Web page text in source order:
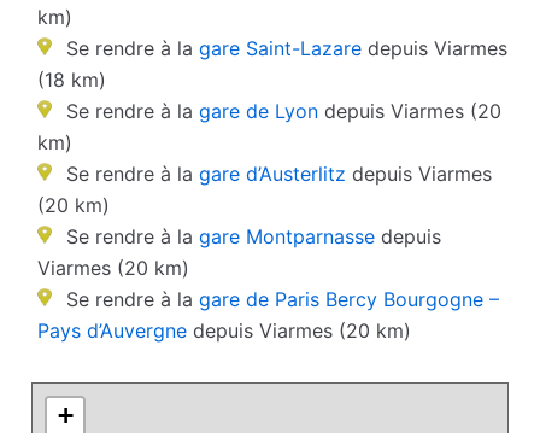
km)
Se rendre à la gare Saint-Lazare depuis Viarmes
(18 km)
Se rendre à la gare de Lyon depuis Viarmes (20
km)
Se rendre à la gare d’Austerlitz depuis Viarmes
(20 km)
Se rendre à la gare Montparnasse depuis
Viarmes (20 km)
Se rendre à la gare de Paris Bercy Bourgogne –
Pays d’Auvergne depuis Viarmes (20 km)
+